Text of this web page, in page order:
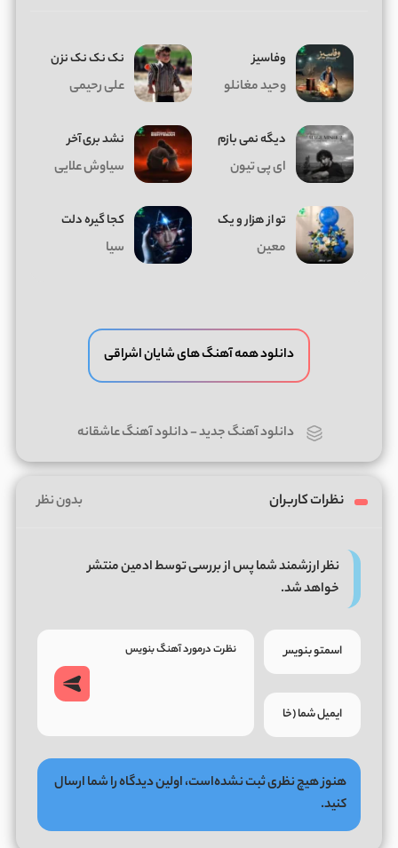
وفاسیز
وحید مغانلو
نک نک نک نزن
علی رحیمی
دیگه نمی بازم
ای پی تیون
نشد بری آخر
سیاوش علایی
تو از هزار و یک
معین
کجا گیره دلت
سیا
دانلود همه آهنگ های شایان اشراقی
دانلود آهنگ جدید-دانلود آهنگ عاشقانه
نظرات کاربران بدون نظر
نظر ارزشمند شما پس از بررسی توسط ادمین منتشر
خواهد شد.
هنوز هیچ نظری ثبت نشده‌است، اولین دیدگاه را شما ارسال
کنید.